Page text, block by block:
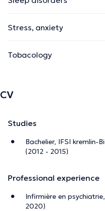
Stress, anxiety
Tobacology
CV
Studies
Bachelier, IFSI kremlin-
(2012 - 2015)
Professional experience
Infirmière en
2020)